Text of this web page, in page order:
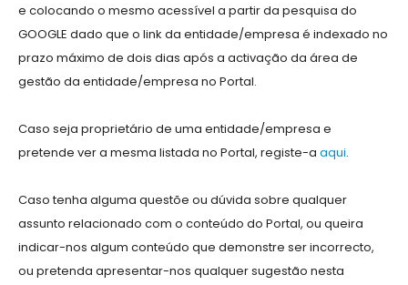
e colocando o mesmo acessível a partir da pesquisa do
GOOGLE dado que o link da entidade/empresa é indexado no
prazo máximo de dois dias após a activação da área de
gestão da entidade/empresa no Portal.
Caso seja proprietário de uma entidade/empresa e
pretende ver a mesma listada no Portal, registe-a aqui.
Caso tenha alguma questõe ou dúvida sobre qualquer
assunto relacionado com o conteúdo do Portal, ou queira
indicar-nos algum conteúdo que demonstre ser incorrecto,
ou pretenda apresentar-nos qualquer sugestão nesta